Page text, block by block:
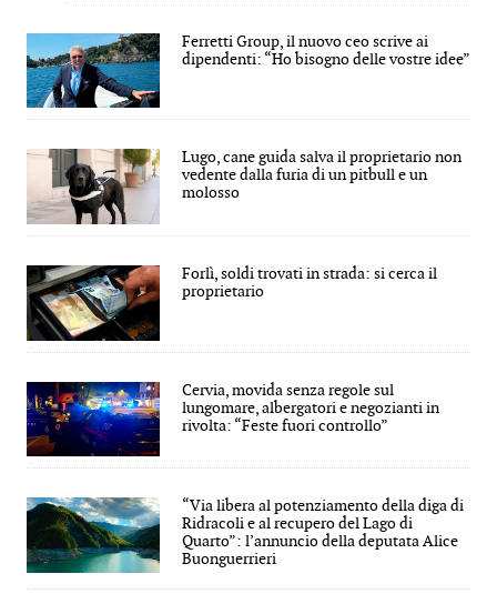
Ferretti Group, il nuovo ceo scrive ai
dipendenti: “Ho bisogno delle vostre idee”
Lugo, cane guida salva il proprietario non
vedente dalla furia di un pitbull e un
molosso
Forlì, soldi trovati in strada: si cerca il
proprietario
Cervia, movida senza regole sul
lungomare, albergatori e negozianti in
rivolta: “Feste fuori controllo”
“Via libera al potenziamento della diga di
Ridracoli e al recupero del Lago di
Quarto”: l’annuncio della deputata Alice
Buonguerrieri